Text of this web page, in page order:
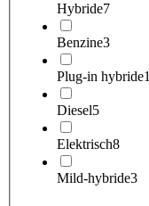
Hybride7
Benzine3
Plug-in hybride1
Diesel5
Elektrisch8
Mild-hybride3